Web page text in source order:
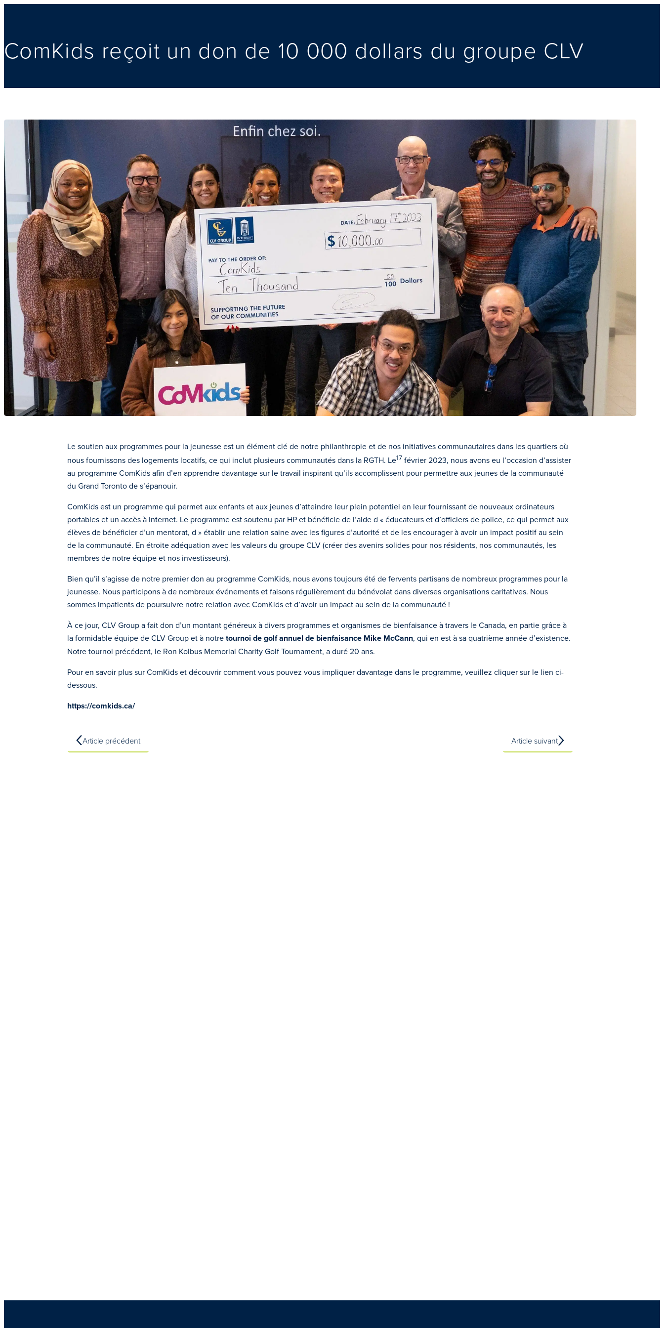
ComKids reçoit un don de 10 000 dollars du groupe CLV
Le soutien aux programmes pour la jeunesse est un élément clé de notre philanthropie et de nos initiatives communautaires dans les quartiers où
nous fournissons des logements locatifs, ce qui inclut plusieurs communautés dans la RGTH. Le17 février 2023, nous avons eu l’occasion d’assister
au programme ComKids afin d’en apprendre davantage sur le travail inspirant qu’ils accomplissent pour permettre aux jeunes de la communauté
du Grand Toronto de s’épanouir.
ComKids est un programme qui permet aux enfants et aux jeunes d’atteindre leur plein potentiel en leur fournissant de nouveaux ordinateurs
portables et un accès à Internet. Le programme est soutenu par HP et bénéficie de l’aide d « éducateurs et d’officiers de police, ce qui permet aux
élèves de bénéficier d’un mentorat, d » établir une relation saine avec les figures d’autorité et de les encourager à avoir un impact positif au sein
de la communauté. En étroite adéquation avec les valeurs du groupe CLV (créer des avenirs solides pour nos résidents, nos communautés, les
membres de notre équipe et nos investisseurs).
Bien qu’il s’agisse de notre premier don au programme ComKids, nous avons toujours été de fervents partisans de nombreux programmes pour la
jeunesse. Nous participons à de nombreux événements et faisons régulièrement du bénévolat dans diverses organisations caritatives. Nous
sommes impatients de poursuivre notre relation avec ComKids et d’avoir un impact au sein de la communauté !
À ce jour, CLV Group a fait don d’un montant généreux à divers programmes et organismes de bienfaisance à travers le Canada, en partie grâce à
la formidable équipe de CLV Group et à notretournoi de golf annuel de bienfaisance Mike McCann, qui en est à sa quatrième année d’existence.
Notre tournoi précédent, le Ron Kolbus Memorial Charity Golf Tournament, a duré 20 ans.
Pour en savoir plus sur ComKids et découvrir comment vous pouvez vous impliquer davantage dans le programme, veuillez cliquer sur le lien ci-
dessous.
https://comkids.ca/
Article précédent Article suivant